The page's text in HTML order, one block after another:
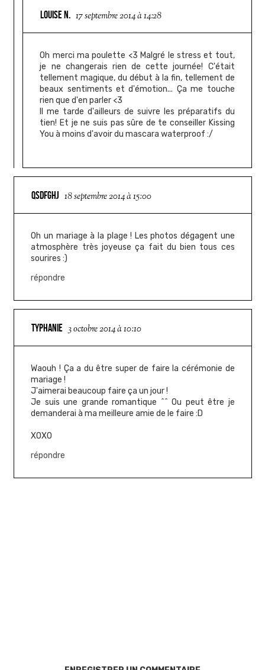
LOUISE N. 17 septembre 2014 à 14:28
Oh merci ma poulette <3 Malgré le stress et tout,
je ne changerais rien de cette journée! C'était
tellement magique, du début à la fin, tellement de
beaux sentiments et d'émotion... Ça me touche
rien que d'en parler <3
Il me tarde d'ailleurs de suivre les préparatifs du
tien! Et je ne suis pas sûre de te conseiller Kissing
You à moins d'avoir du mascara waterproof :/
QSDFGHJ 18 septembre 2014 à 15:00
Oh un mariage à la plage ! Les photos dégagent une
atmosphère très joyeuse ça fait du bien tous ces
sourires :)
répondre
TYPHANIE 3 octobre 2014 à 10:10
Waouh ! Ça a du être super de faire la cérémonie de
mariage !
J'aimerai beaucoup faire ça un jour !
Je suis une grande romantique ^^ Ou peut être je
demanderai à ma meilleure amie de le faire :D
XOXO
répondre